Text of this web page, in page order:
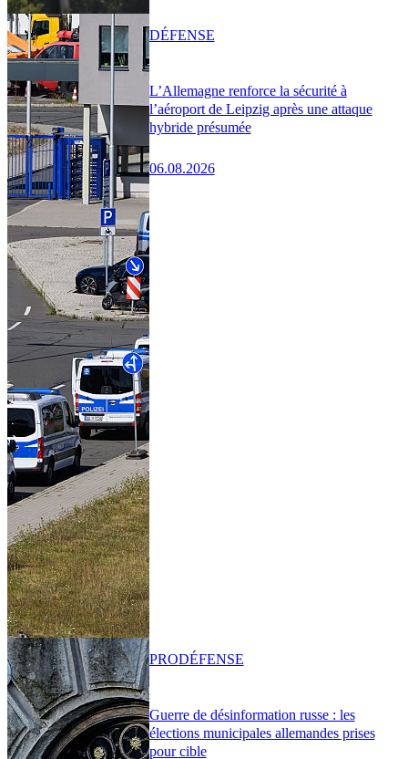
L’Allemagne renforce la sécurité à
l’aéroport de Leipzig après une attaque
hybride présumée
06.08.2026
DÉFENSE
Guerre de désinformation russe : les
élections municipales allemandes prises
pour cible
PRODÉFENSE